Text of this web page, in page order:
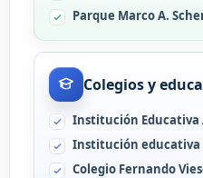
Parque Marco A.
Colegios y
Institución Educativa
Institución
Colegio Fernando